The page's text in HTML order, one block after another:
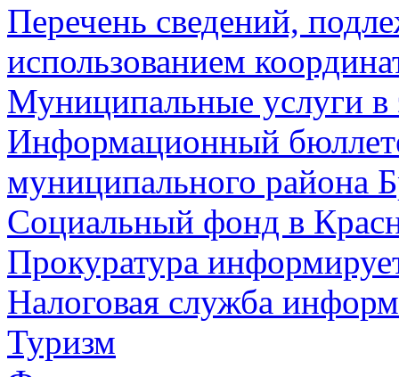
Перечень сведений,
использованием
Муниципальные услуги в
Информационный
муниципального района
Социальный фонд в
Прокуратура
Налоговая служба
Туризм